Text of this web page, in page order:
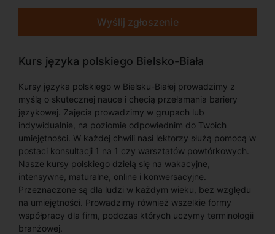
Wyślij zgłoszenie
Kurs języka polskiego Bielsko-Biała
Kursy języka polskiego w Bielsku-Białej prowadzimy z
myślą o skutecznej nauce i chęcią przełamania bariery
językowej. Zajęcia prowadzimy w grupach lub
indywidualnie, na poziomie odpowiednim do Twoich
umiejętności. W każdej chwili nasi lektorzy służą pomocą w
postaci konsultacji 1 na 1 czy warsztatów powtórkowych.
Nasze kursy polskiego dzielą się na wakacyjne,
intensywne, maturalne, online i konwersacyjne.
Przeznaczone są dla ludzi w każdym wieku, bez względu
na umiejętności. Prowadzimy również wszelkie formy
współpracy dla firm, podczas których uczymy terminologii
branżowej.